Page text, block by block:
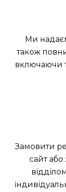
Ми
також
включаючи
Замовити
сайт